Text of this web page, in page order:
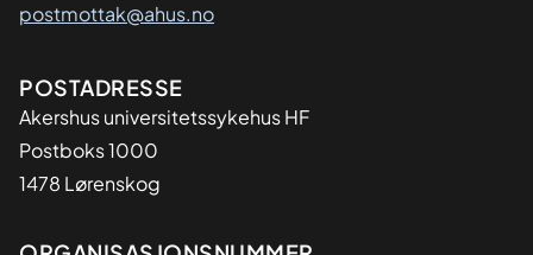
postmottak@ahus.no
Adresse
POSTADRESSE
Akershus universitetssykehus HF
Postboks 1000
1478 Lørenskog